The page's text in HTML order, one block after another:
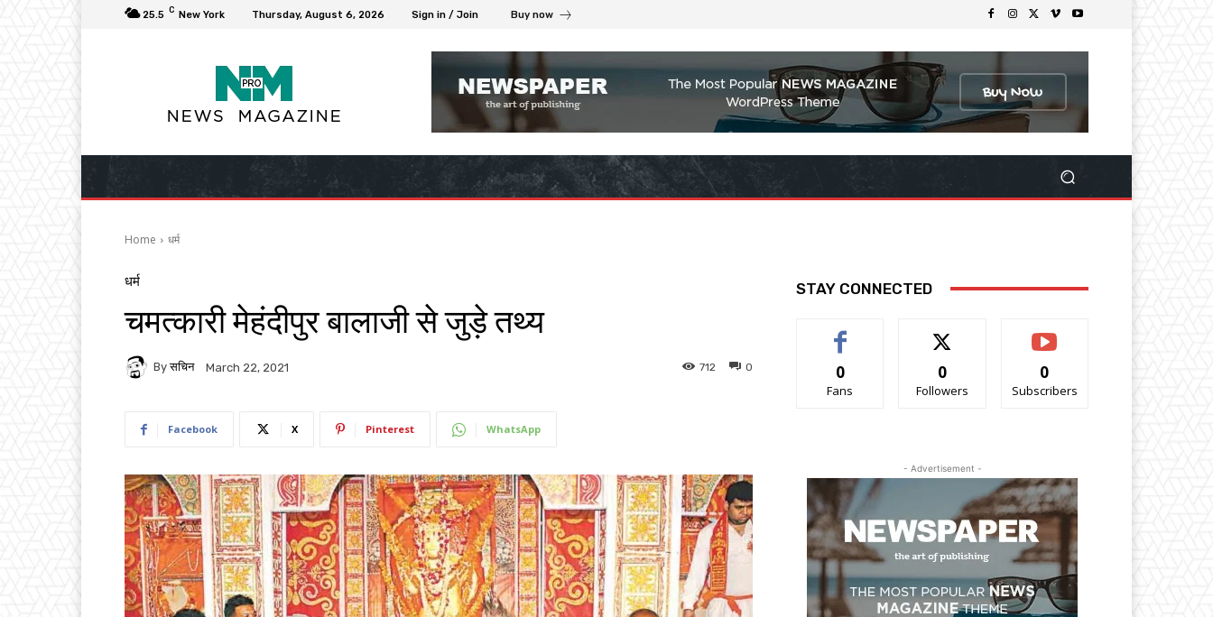
25.5 C New York Thursday, August 6, 2026 Sign in / Join Buy now
Home धर्म
धर्म
चमत्कारी मेहंदीपुर बालाजी से जुड़े तथ्य
By सचिन March 22, 2021 0
712
Facebook X Pinterest WhatsApp
STAY CONNECTED
0
Fans
0
Followers
0
Subscribers
- Advertisement -